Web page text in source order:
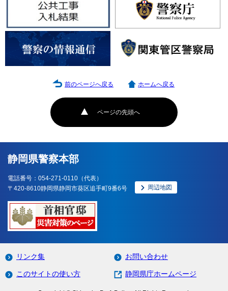
ページの先頭へ
前のページへ戻る ホームへ戻る
静岡県警察本部
電話番号：054-271-0110（代表）
〒420-8610静岡県静岡市葵区追手町9番6号
周辺地図
リンク集 お問い合わせ
このサイトの使い方 静岡県庁ホームページ